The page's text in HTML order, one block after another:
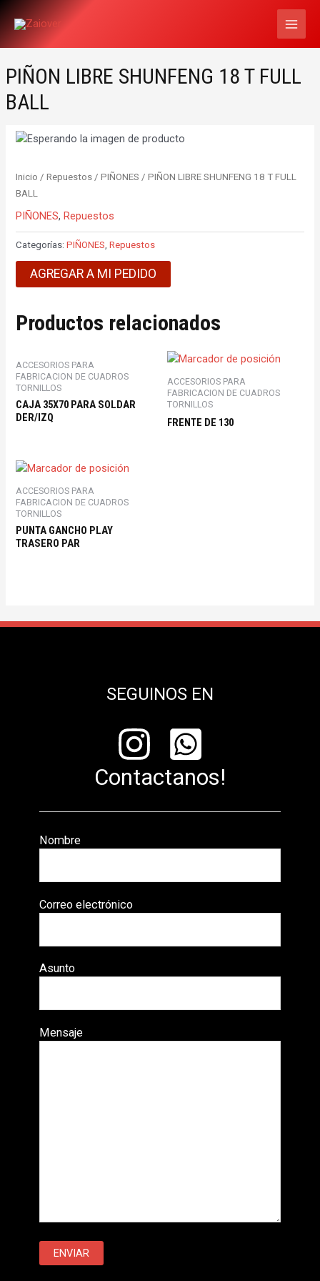
PIÑON LIBRE SHUNFENG 18 T FULL
BALL
Inicio /Repuestos /PIÑONES / PIÑON LIBRE SHUNFENG 18 T FULL
BALL
PIÑONES,Repuestos
Categorías:PIÑONES,Repuestos
AGREGAR A MI PEDIDO
Productos relacionados
ACCESORIOS PARA
FABRICACION DE CUADROS
TORNILLOS
CAJA 35X70 PARA SOLDAR
DER/IZQ
ACCESORIOS PARA
FABRICACION DE CUADROS
TORNILLOS
FRENTE DE 130
ACCESORIOS PARA
FABRICACION DE CUADROS
TORNILLOS
PUNTA GANCHO PLAY
TRASERO PAR
SEGUINOS EN
Contactanos!
Nombre
Correo electrónico
Asunto
Mensaje